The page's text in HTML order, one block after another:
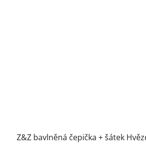
Z&Z bavlněná čepička + šátek